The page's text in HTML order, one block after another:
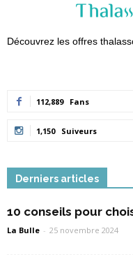
Découvrez les offres
112,889 Fans
1,150 Suiveurs
Derniers articles
10 conseils pour
La Bulle - 25 novembre 2024